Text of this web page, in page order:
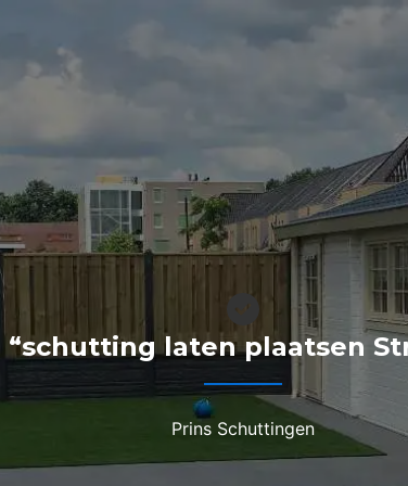
“schutting laten plaatsen
Prins Schuttingen